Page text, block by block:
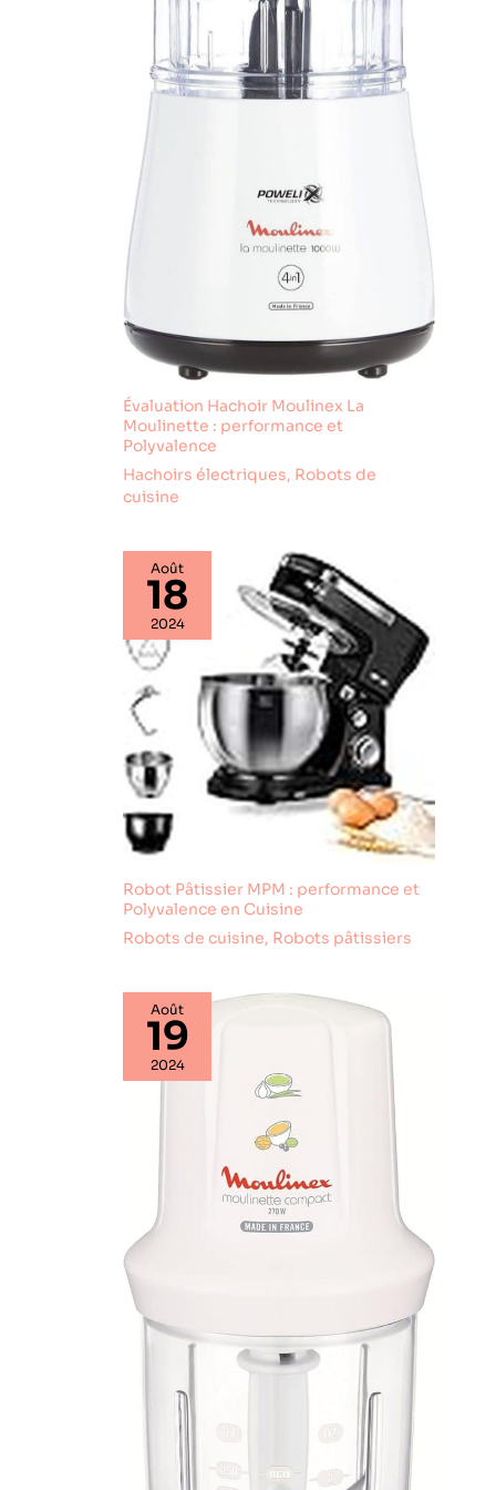
quotidien
permet de réussir des
mayonnaises faites
maison en toute
simplicité. Bol d'une
capacité total de 0,8 L
et 0,5L utile Puissance:
Évaluation Hachoir Moulinex La
Moulinette : performance et
Polyvalence
Hachoirs électriques, Robots de
cuisine
Août
18
2024
Robot Pâtissier MPM : performance et
Polyvalence en Cuisine
Robots de cuisine, Robots pâtissiers
Août
19
2024